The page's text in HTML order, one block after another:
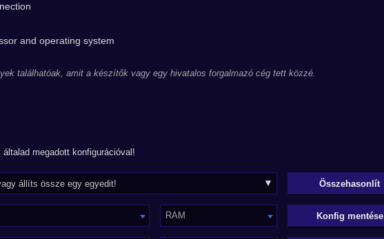
and operating system
találhatóak, amit a készítők vagy egy hivatalos forgalmazó cég tett közzé.
megadott konfigurációval!
RAM Konfig mentése